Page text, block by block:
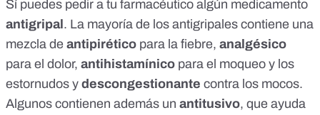
Sí puedes pedir a tu farmacéutico algún medicamento
antigripal . La mayoría de los antigripales contiene una
mezcla de antipirético para la fiebre, analgésico
para el dolor, antihistamínico para el moqueo y los
estornudos y descongestionante contra los mocos.
Algunos contienen además un antitusivo, que ayuda